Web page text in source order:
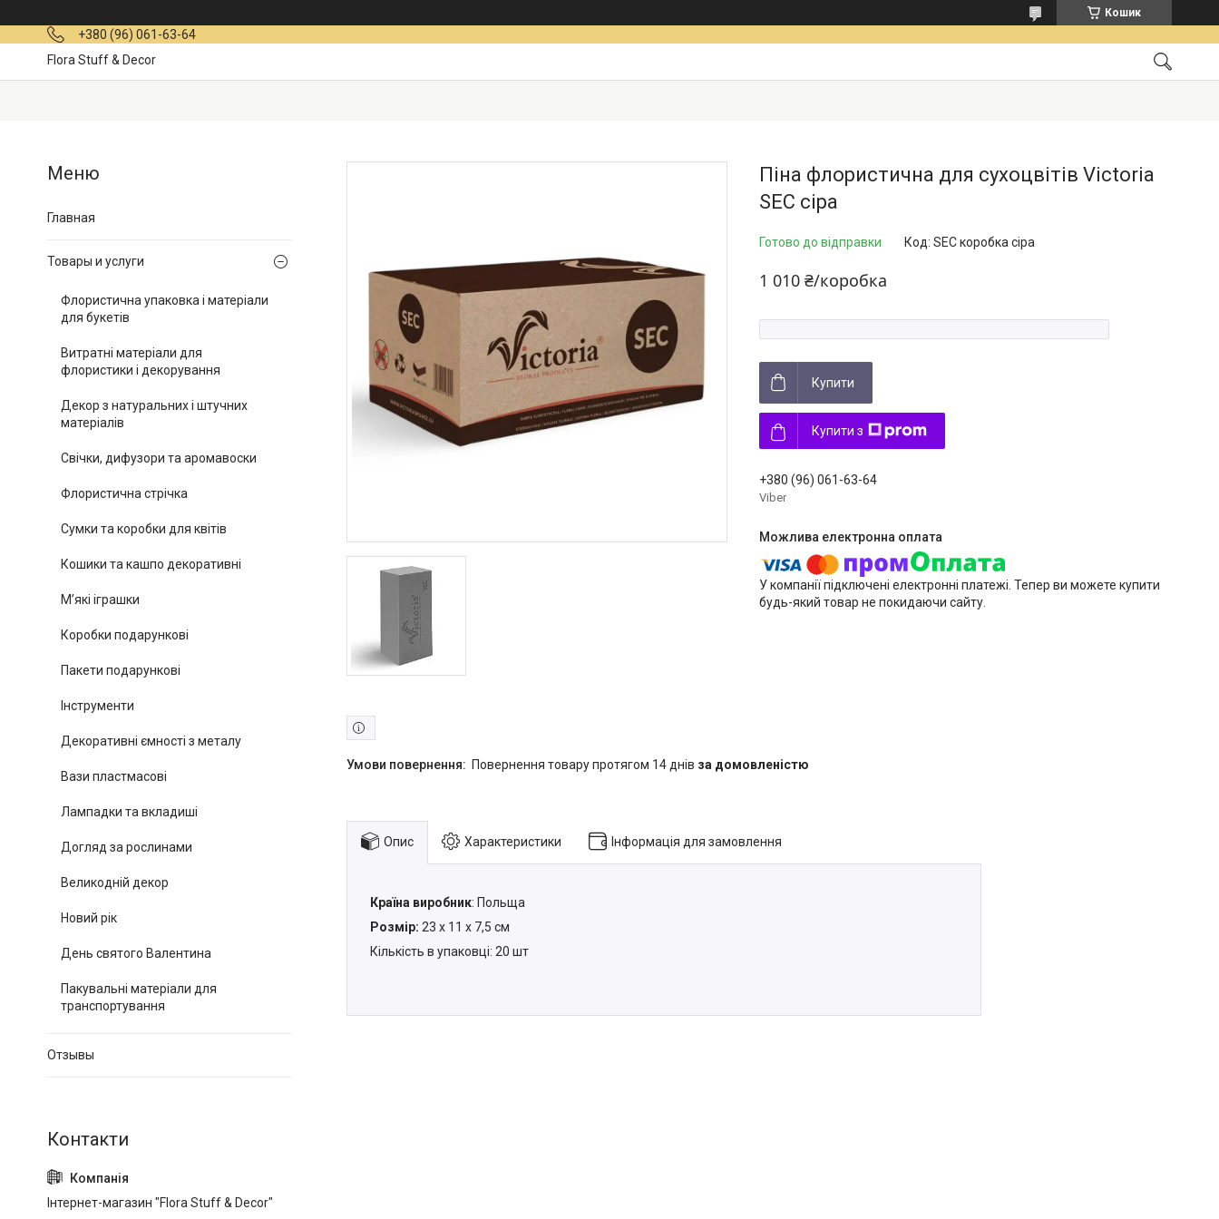
Кошик
+380 (96) 061-63-64
Flora Stuff & Decor
Піна флористична для сухоцвітів Victoria
SEC сіра
Готово до відправки Код: SEC коробка сіра
1 010 ₴/коробка
Купити
Купити з
+380 (96) 061-63-64
Viber
У компанії підключені електронні платежі. Тепер ви можете купити
будь-який товар не покидаючи сайту.
повернення товару протягом 14 днів за домовленістю
Опис Характеристики Інформація для замовлення
Країна виробник: Польща
Розмір: 23 х 11 х 7,5 см
Кількість в упаковці: 20 шт
Главная
Товары и услуги
Флористична упаковка і матеріали
для букетів
Витратні матеріали для
флористики і декорування
Декор з натуральних і штучних
матеріалів
Свічки, дифузори та аромавоски
Флористична стрічка
Сумки та коробки для квітів
Кошики та кашпо декоративні
М’які іграшки
Коробки подарункові
Пакети подарункові
Інструменти
Декоративні ємності з металу
Вази пластмасові
Лампадки та вкладиші
Догляд за рослинами
Великодній декор
Новий рік
День святого Валентина
Пакувальні матеріали для
транспортування
Отзывы
Інтернет-магазин "Flora Stuff & Decor"